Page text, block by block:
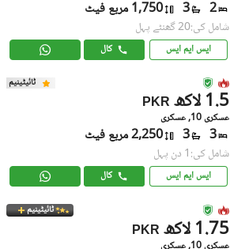
2
3 1,750 مربع فیٹ
شامل کی:20 گھنٹے پہل
ایس ایم ایس کال
ٹائیٹینیم
PKR 1.5 لاکھ
عسکری 10, عسکری
3
3 2,250 مربع فیٹ
شامل کی:1 دن پہل
ایس ایم ایس کال
ٹائیٹینیم
PKR 1.75 لاکھ